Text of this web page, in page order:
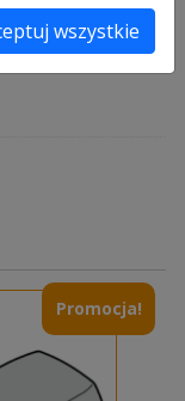
Promocja!
wszystkie